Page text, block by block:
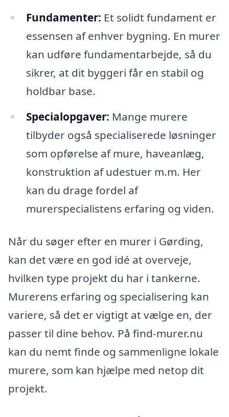
Fundamenter: Et solidt fundament er
essensen af enhver bygning. En murer
kan udføre fundamentarbejde, så du
sikrer, at dit byggeri får en stabil og
holdbar base.
Specialopgaver: Mange murere
tilbyder også specialiserede løsninger
som opførelse af mure, haveanlæg,
konstruktion af udestuer m.m. Her
kan du drage fordel af
murerspecialistens erfaring og viden.
Når du søger efter en murer i Gørding,
kan det være en god idé at overveje,
hvilken type projekt du har i tankerne.
Murerens erfaring og specialisering kan
variere, så det er vigtigt at vælge en, der
passer til dine behov. På find-murer.nu
kan du nemt finde og sammenligne lokale
murere, som kan hjælpe med netop dit
projekt.